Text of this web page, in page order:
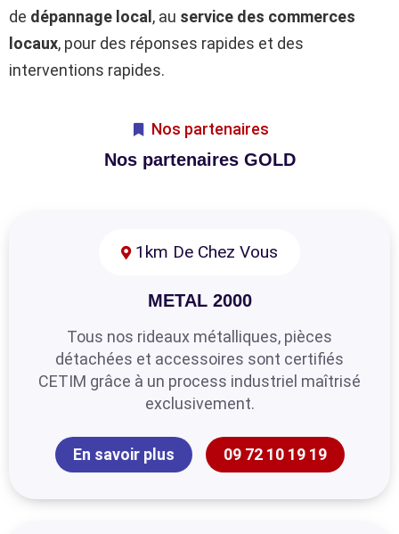
de dépannage local , au service des commerces
locaux, pour des réponses rapides et des
interventions rapides.
Nos partenaires
Nos partenaires GOLD
1km De Chez Vous
METAL 2000
Tous nos rideaux métalliques, pièces
détachées et accessoires sont certifiés
CETIM grâce à un process industriel maîtrisé
exclusivement.
En savoir plus 09 72 10 19 19